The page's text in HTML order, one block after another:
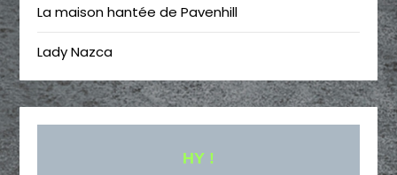
La maison hantée de Pavenhill
Lady Nazca
HY !